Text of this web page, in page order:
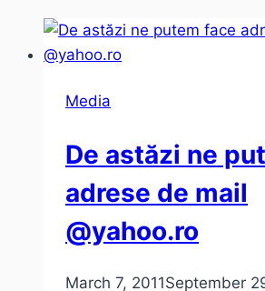
Media
De astăzi ne
adrese de mail
@yahoo.ro
March 7, 2011September